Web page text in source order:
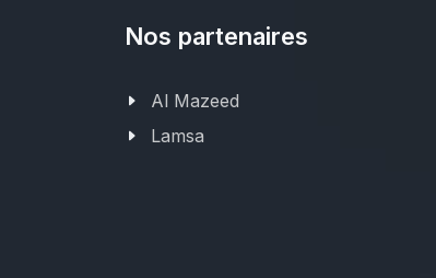
Nos partenaires
Al Mazeed
Lamsa